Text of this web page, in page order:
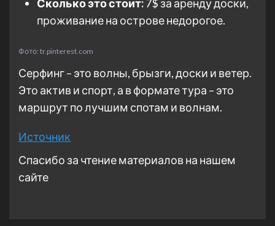
Сколько это стоит:7$ за аренду доски,
проживание на острове недорогое.
Фото: tr.pinterest.com
Серфинг – это волны, брызги, доски и ветер.
Это актив и спорт, а в формате тура – это
маршрут по лучшим спотам и волнам.
Источник
Спасибо за чтение материалов на нашем
сайте